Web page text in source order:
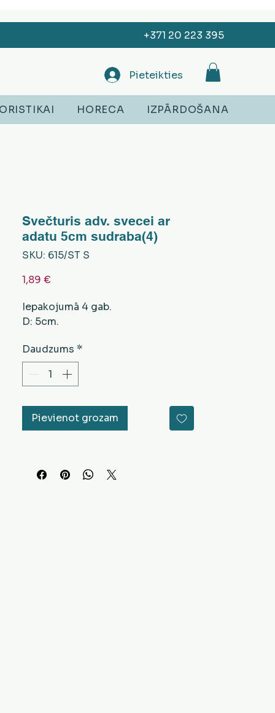
+371 20 223 395
Pieteikties
HORECA IZPĀRDOŠANA
Svečturis adv. svecei ar
adatu 5cm sudraba(4)
SKU: 615/ST S
1,89 €
Iepakojumā 4 gab.
D: 5cm.
Daudzums *
Pievienot grozam